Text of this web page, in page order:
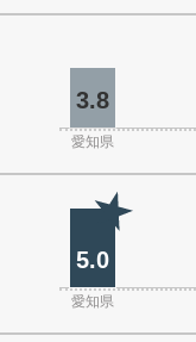
3.8
愛知県
5.0
愛知県